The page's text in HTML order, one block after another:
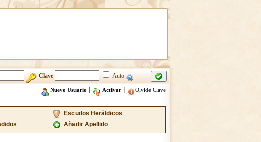
Clave Auto
Nuevo Usuario | Activar| Olvidé Clave
Escudos Heráldicos
Añadir Apellido